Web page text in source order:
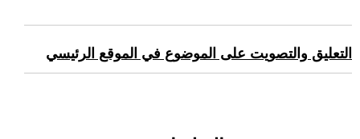
التعليق والتصويت على الموضوع في الموقع الرئيسي